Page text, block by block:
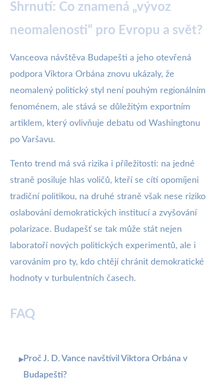
Shrnutí: Co znamená „vývoz
neomalenosti“ pro Evropu a svět?
Vanceova návštěva Budapešti a jeho otevřená
podpora Viktora Orbána znovu ukázaly, že
neomalený politický styl není pouhým regionálním
fenoménem, ale stává se důležitým exportním
artiklem, který ovlivňuje debatu od Washingtonu
po Varšavu.
Tento trend má svá rizika i příležitosti: na jedné
straně posiluje hlas voličů, kteří se cítí opomíjeni
tradiční politikou, na druhé straně však nese riziko
oslabování demokratických institucí a zvyšování
polarizace. Budapešť se tak může stát nejen
laboratoří nových politických experimentů, ale i
varováním pro ty, kdo chtějí chránit demokratické
hodnoty v turbulentních časech.
FAQ
▸Proč J. D. Vance navštívil Viktora Orbána v
Budapešti?